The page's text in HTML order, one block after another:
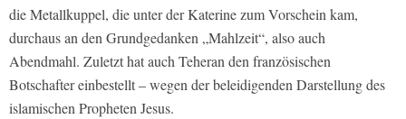
die Metallkuppel, die unter der Katerine zum Vorschein kam,
durchaus an den Grundgedanken „Mahlzeit“, also auch
Abendmahl. Zuletzt hat auch Teheran den französischen
Botschafter einbestellt – wegen der beleidigenden Darstellung des
islamischen Propheten Jesus.